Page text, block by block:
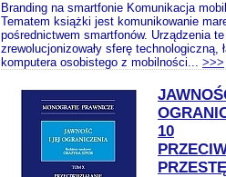
Branding na smartfonie Komunikacja
Tematem książki jest komunikowanie
pośrednictwem smartfonów. Urządzenia
zrewolucjonizowały sferę technologiczną,
komputera osobistego z mobilności... >>>
10